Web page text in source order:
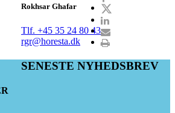
Rokhsar Ghafar
Tlf. +45 35 24 80 43
rgr@horesta.dk
SENESTE NYHEDSBREV